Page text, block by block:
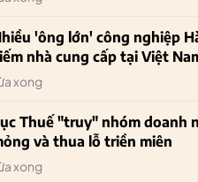
'ông lớn' công nghiệp
nhà cung cấp tại Việt
xong
Thuế "truy" nhóm doanh
và thua lỗ triền miên
xong